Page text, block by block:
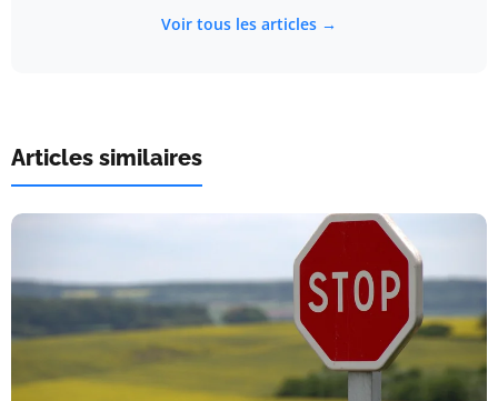
Voir tous les articles →
Articles similaires